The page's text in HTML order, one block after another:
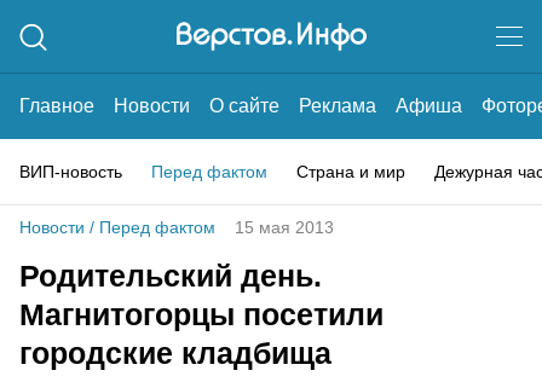
Главное Новости О сайте Реклама Афиша
ВИП-новость Перед фактом Страна и мир Дежурная
Новости / Перед фактом 15 мая 2013
Родительский день.
Магнитогорцы посетили
городские кладбища